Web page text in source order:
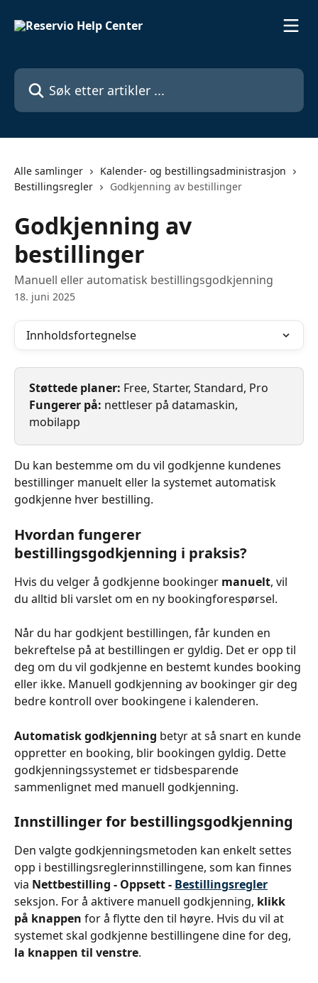
Søk etter artikler ...
Alle samlinger
Kalender- og bestillingsadministrasjon
Bestillingsregler
Godkjenning av bestillinger
Godkjenning av
bestillinger
Manuell eller automatisk bestillingsgodkjenning
18. juni 2025
Innholdsfortegnelse
Støttede planer: Free, Starter, Standard, Pro
Fungerer på: nettleser på datamaskin,
mobilapp
Du kan bestemme om du vil godkjenne kundenes
bestillinger manuelt eller la systemet automatisk
godkjenne hver bestilling.
Hvordan fungerer
bestillingsgodkjenning i praksis?
Hvis du velger å godkjenne bookinger manuelt, vil
du alltid bli varslet om en ny bookingforespørsel.
Når du har godkjent bestillingen, får kunden en
bekreftelse på at bestillingen er gyldig. Det er opp til
deg om du vil godkjenne en bestemt kundes booking
eller ikke. Manuell godkjenning av bookinger gir deg
bedre kontroll over bookingene i kalenderen.
Automatisk godkjenning betyr at så snart en kunde
oppretter en booking, blir bookingen gyldig. Dette
godkjenningssystemet er tidsbesparende
sammenlignet med manuell godkjenning.
Innstillinger for bestillingsgodkjenning
Den valgte godkjenningsmetoden kan enkelt settes
opp i bestillingsreglerinnstillingene, som kan finnes
via Nettbestilling - Oppsett - Bestillingsregler
seksjon. For å aktivere manuell godkjenning, klikk
på knappen for å flytte den til høyre. Hvis du vil at
systemet skal godkjenne bestillingene dine for deg,
la knappen til venstre.